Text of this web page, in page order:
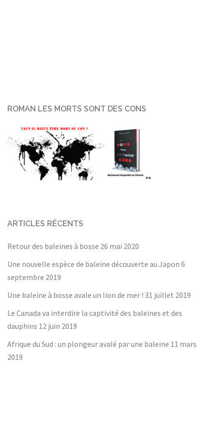
ROMAN LES MORTS SONT DES CONS
ARTICLES RÉCENTS
Retour des baleines à bosse 26 mai 2020
Une nouvelle espèce de baleine découverte au Japon 6
septembre 2019
Une baleine à bosse avale un lion de mer ! 31 juillet 2019
Le Canada va interdire la captivité des baleines et des
dauphins 12 juin 2019
Afrique du Sud : un plongeur avalé par une baleine 11 mars
2019